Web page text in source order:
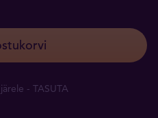
- TASUTA